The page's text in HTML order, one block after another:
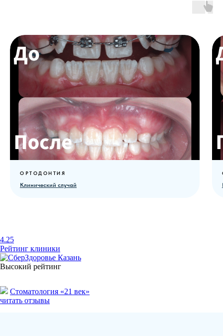
ОРТОДОНТИЯ
Клинический случай
4.25
Рейтинг клиники
Высокий рейтинг
Стоматология «21 век»
читать отзывы